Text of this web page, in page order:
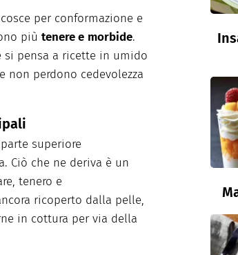
per conformazione e
più tenere e morbide.
si pensa a ricette in umido
non perdono cedevolezza
superiore
Ciò che ne deriva è un
tenero e
ricoperto dalla pelle,
in cottura per via della